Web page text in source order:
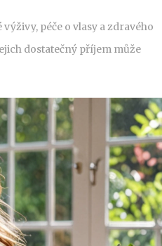
péče o vlasy a zdravého
dostatečný příjem může